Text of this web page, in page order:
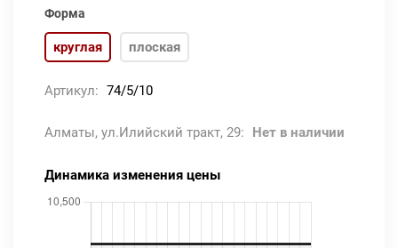
Форма
круглая плоская
Артикул: 74/5/10
Алматы, ул.Илийский тракт, 29: Нет в наличии
Динамика изменения цены